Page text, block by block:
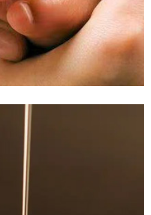
的养生疗法，它通过手法技
操作，以达到放松肌肉、促
疼痛的效果。这种疗法不仅
况，还能够提升整体的生活